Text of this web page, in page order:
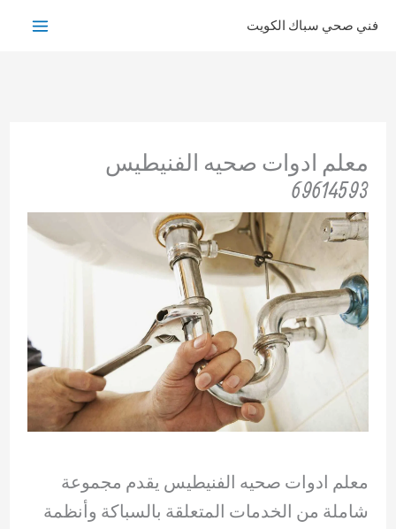
فني صحي سباك الكويت
معلم ادوات صحيه الفنيطيس
69614593
معلم ادوات صحيه الفنيطيس يقدم مجموعة
شاملة من الخدمات المتعلقة بالسباكة وأنظمة